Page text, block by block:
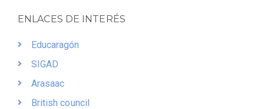
ENLACES DE INTERÉS
Educaragón
SIGAD
Arasaac
British council